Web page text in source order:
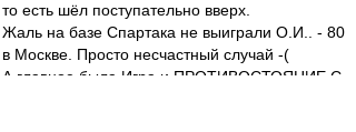
то есть шёл поступательно вверх.
Жаль на базе Спартака не выиграли О.И.. - 80
в Москве. Просто несчастный случай -(
А главное была Игра и ПРОТИВОСТОЯНИЕ С